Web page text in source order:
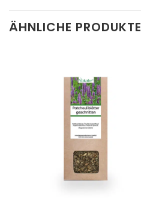
ÄHNLICHE PRODUKTE